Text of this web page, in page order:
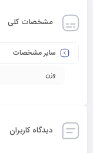
مشخصات کلی
سایر مشخصات
وزن
دیدگاه کاربران